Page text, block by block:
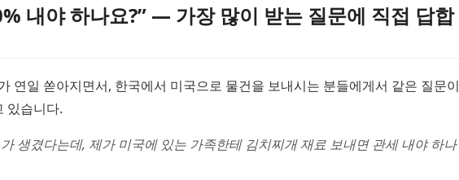
내야 하나요?” — 가장 많이 받는 질문에 직접 답합
연일 쏟아지면서, 한국에서 미국으로 물건을 보내시는 분들에게서 같은 질문이
있습니다.
생겼다는데, 제가 미국에 있는 가족한테 김치찌개 재료 보내면 관세 내야 하나